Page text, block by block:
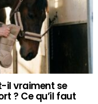
il vraiment se
? Ce qu’il faut